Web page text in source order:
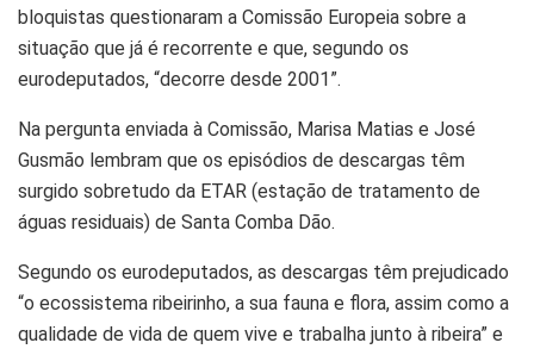
bloquistas questionaram a Comissão Europeia sobre a
situação que já é recorrente e que, segundo os
eurodeputados, “decorre desde 2001”.
Na pergunta enviada à Comissão, Marisa Matias e José
Gusmão lembram que os episódios de descargas têm
surgido sobretudo da ETAR (estação de tratamento de
águas residuais) de Santa Comba Dão.
Segundo os eurodeputados, as descargas têm prejudicado
“o ecossistema ribeirinho, a sua fauna e flora, assim como a
qualidade de vida de quem vive e trabalha junto à ribeira” e